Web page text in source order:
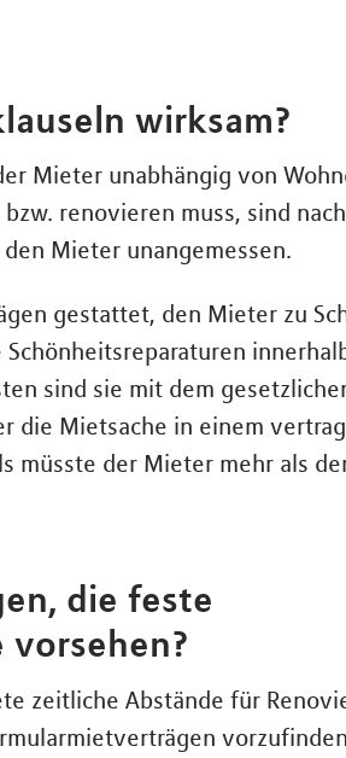
wirksam?
Mieter unabhängig von
renovieren muss, sind
Mieter unangemessen.
gestattet, den Mieter zu
sind sie mit dem
die Mietsache in einem
müsste der Mieter mehr als
die feste
vorsehen?
zeitliche Abstände für